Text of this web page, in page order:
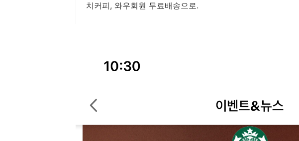
치커피, 와우회원 무료배송으로.